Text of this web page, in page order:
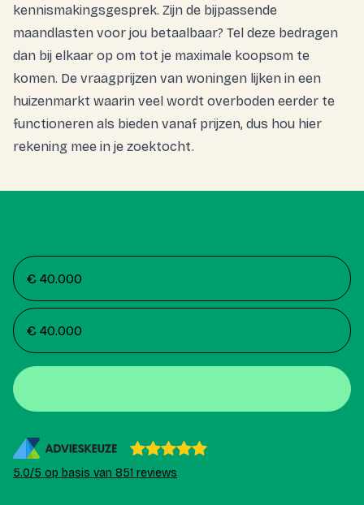
kennismakingsgesprek. Zijn de bijpassende
maandlasten voor jou betaalbaar? Tel deze bedragen
dan bij elkaar op om tot je maximale koopsom te
komen. De vraagprijzen van woningen lijken in een
huizenmarkt waarin veel wordt overboden eerder te
functioneren als bieden vanaf prijzen, dus hou hier
rekening mee in je zoektocht.
5.0/5 op basis van 851 reviews